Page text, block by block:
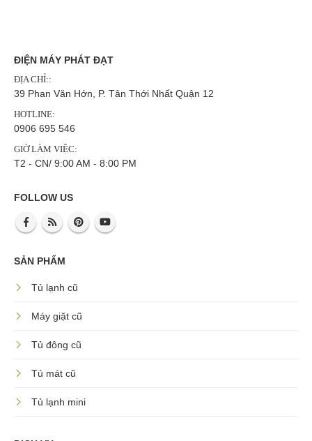
ĐIỆN MÁY PHÁT ĐẠT
ĐỊA CHỈ::
39 Phan Văn Hớn, P. Tân Thới Nhất Quận 12
HOTLINE:
0906 695 546
GIỜ LÀM VIỆC:
T2 - CN/ 9:00 AM - 8:00 PM
FOLLOW US
SẢN PHẨM
Tủ lạnh cũ
Máy giặt cũ
Tủ đông cũ
Tủ mát cũ
Tủ lạnh mini